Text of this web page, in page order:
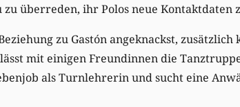
überreden, ihr Polos neue Kontaktdaten
zu Gastón angeknackst,
mit einigen Freundinnen die
als Turnlehrerin und sucht eine